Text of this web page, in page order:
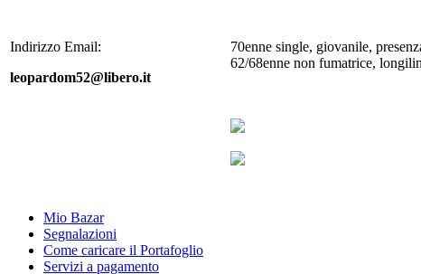
Indirizzo Email:
leopardom52@libero.it
70enne single, giovanile,
62/68enne non fumatrice,
Mio Bazar
Segnalazioni
Come caricare il Portafoglio
Servizi a pagamento